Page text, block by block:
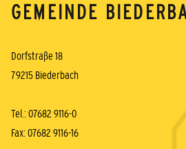
GEMEINDE
Dorfstraße 18
79215 Biederbach
Tel.: 07682 9116-0
Fax: 07682 9116-16